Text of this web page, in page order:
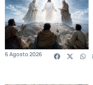
6 Agosto 2026